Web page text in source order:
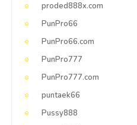
proded888x.com
PunPro66
PunPro66.com
PunPro777
PunPro777.com
puntaek66
Pussy888